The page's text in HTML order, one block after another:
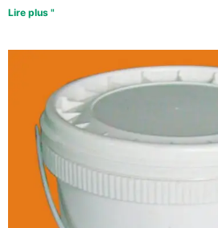
Lire plus "